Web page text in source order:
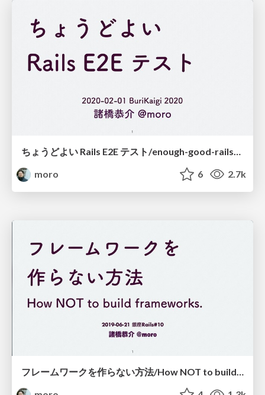
ちょうどよい Rails E2E テスト/enough-good-rails-e2e-test
moro
6 2.7k
フレームワークを作らない方法/How NOT to build frameworks